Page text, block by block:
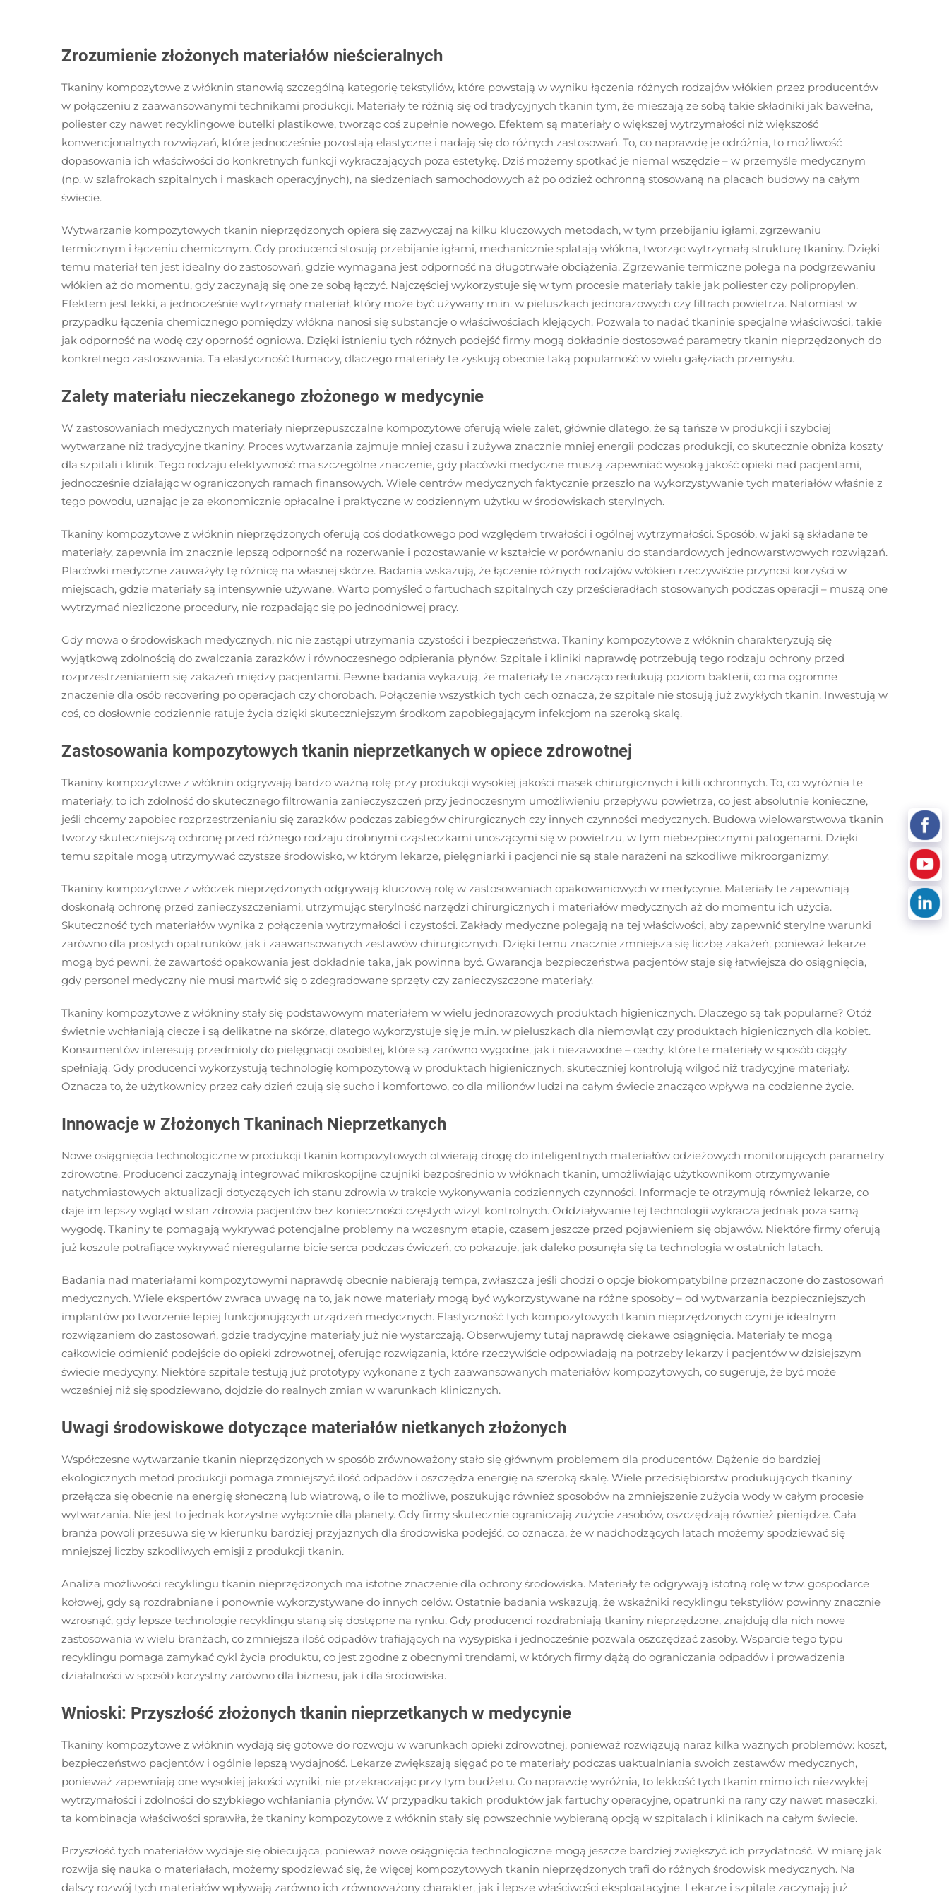
Zrozumienie złożonych materiałów nieścieralnych
Tkaniny kompozytowe z włóknin stanowią szczególną kategorię tekstyliów, które powstają w wyniku łączenia różnych rodzajów włókien przez producentów
w połączeniu z zaawansowanymi technikami produkcji. Materiały te różnią się od tradycyjnych tkanin tym, że mieszają ze sobą takie składniki jak bawełna,
poliester czy nawet recyklingowe butelki plastikowe, tworząc coś zupełnie nowego. Efektem są materiały o większej wytrzymałości niż większość
konwencjonalnych rozwiązań, które jednocześnie pozostają elastyczne i nadają się do różnych zastosowań. To, co naprawdę je odróżnia, to możliwość
dopasowania ich właściwości do konkretnych funkcji wykraczających poza estetykę. Dziś możemy spotkać je niemal wszędzie – w przemyśle medycznym
(np. w szlafrokach szpitalnych i maskach operacyjnych), na siedzeniach samochodowych aż po odzież ochronną stosowaną na placach budowy na całym
świecie.
Wytwarzanie kompozytowych tkanin nieprzędzonych opiera się zazwyczaj na kilku kluczowych metodach, w tym przebijaniu igłami, zgrzewaniu
termicznym i łączeniu chemicznym. Gdy producenci stosują przebijanie igłami, mechanicznie splatają włókna, tworząc wytrzymałą strukturę tkaniny. Dzięki
temu materiał ten jest idealny do zastosowań, gdzie wymagana jest odporność na długotrwałe obciążenia. Zgrzewanie termiczne polega na podgrzewaniu
włókien aż do momentu, gdy zaczynają się one ze sobą łączyć. Najczęściej wykorzystuje się w tym procesie materiały takie jak poliester czy polipropylen.
Efektem jest lekki, a jednocześnie wytrzymały materiał, który może być używany m.in. w pieluszkach jednorazowych czy filtrach powietrza. Natomiast w
przypadku łączenia chemicznego pomiędzy włókna nanosi się substancje o właściwościach klejących. Pozwala to nadać tkaninie specjalne właściwości, takie
jak odporność na wodę czy oporność ogniowa. Dzięki istnieniu tych różnych podejść firmy mogą dokładnie dostosować parametry tkanin nieprzędzonych do
konkretnego zastosowania. Ta elastyczność tłumaczy, dlaczego materiały te zyskują obecnie taką popularność w wielu gałęziach przemysłu.
Zalety materiału nieczekanego złożonego w medycynie
W zastosowaniach medycznych materiały nieprzepuszczalne kompozytowe oferują wiele zalet, głównie dlatego, że są tańsze w produkcji i szybciej
wytwarzane niż tradycyjne tkaniny. Proces wytwarzania zajmuje mniej czasu i zużywa znacznie mniej energii podczas produkcji, co skutecznie obniża koszty
dla szpitali i klinik. Tego rodzaju efektywność ma szczególne znaczenie, gdy placówki medyczne muszą zapewniać wysoką jakość opieki nad pacjentami,
jednocześnie działając w ograniczonych ramach finansowych. Wiele centrów medycznych faktycznie przeszło na wykorzystywanie tych materiałów właśnie z
tego powodu, uznając je za ekonomicznie opłacalne i praktyczne w codziennym użytku w środowiskach sterylnych.
Tkaniny kompozytowe z włóknin nieprzędzonych oferują coś dodatkowego pod względem trwałości i ogólnej wytrzymałości. Sposób, w jaki są składane te
materiały, zapewnia im znacznie lepszą odporność na rozerwanie i pozostawanie w kształcie w porównaniu do standardowych jednowarstwowych rozwiązań.
Placówki medyczne zauważyły tę różnicę na własnej skórze. Badania wskazują, że łączenie różnych rodzajów włókien rzeczywiście przynosi korzyści w
miejscach, gdzie materiały są intensywnie używane. Warto pomyśleć o fartuchach szpitalnych czy prześcieradłach stosowanych podczas operacji – muszą one
wytrzymać niezliczone procedury, nie rozpadając się po jednodniowej pracy.
Gdy mowa o środowiskach medycznych, nic nie zastąpi utrzymania czystości i bezpieczeństwa. Tkaniny kompozytowe z włóknin charakteryzują się
wyjątkową zdolnością do zwalczania zarazków i równoczesnego odpierania płynów. Szpitale i kliniki naprawdę potrzebują tego rodzaju ochrony przed
rozprzestrzenianiem się zakażeń między pacjentami. Pewne badania wykazują, że materiały te znacząco redukują poziom bakterii, co ma ogromne
znaczenie dla osób recovering po operacjach czy chorobach. Połączenie wszystkich tych cech oznacza, że szpitale nie stosują już zwykłych tkanin. Inwestują w
coś, co dosłownie codziennie ratuje życia dzięki skuteczniejszym środkom zapobiegającym infekcjom na szeroką skalę.
Zastosowania kompozytowych tkanin nieprzetkanych w opiece zdrowotnej
Tkaniny kompozytowe z włóknin odgrywają bardzo ważną rolę przy produkcji wysokiej jakości masek chirurgicznych i kitli ochronnych. To, co wyróżnia te
materiały, to ich zdolność do skutecznego filtrowania zanieczyszczeń przy jednoczesnym umożliwieniu przepływu powietrza, co jest absolutnie konieczne,
jeśli chcemy zapobiec rozprzestrzenianiu się zarazków podczas zabiegów chirurgicznych czy innych czynności medycznych. Budowa wielowarstwowa tkanin
tworzy skuteczniejszą ochronę przed różnego rodzaju drobnymi cząsteczkami unoszącymi się w powietrzu, w tym niebezpiecznymi patogenami. Dzięki
temu szpitale mogą utrzymywać czystsze środowisko, w którym lekarze, pielęgniarki i pacjenci nie są stale narażeni na szkodliwe mikroorganizmy.
Tkaniny kompozytowe z włóczek nieprzędzonych odgrywają kluczową rolę w zastosowaniach opakowaniowych w medycynie. Materiały te zapewniają
doskonałą ochronę przed zanieczyszczeniami, utrzymując sterylność narzędzi chirurgicznych i materiałów medycznych aż do momentu ich użycia.
Skuteczność tych materiałów wynika z połączenia wytrzymałości i czystości. Zakłady medyczne polegają na tej właściwości, aby zapewnić sterylne warunki
zarówno dla prostych opatrunków, jak i zaawansowanych zestawów chirurgicznych. Dzięki temu znacznie zmniejsza się liczbę zakażeń, ponieważ lekarze
mogą być pewni, że zawartość opakowania jest dokładnie taka, jak powinna być. Gwarancja bezpieczeństwa pacjentów staje się łatwiejsza do osiągnięcia,
gdy personel medyczny nie musi martwić się o zdegradowane sprzęty czy zanieczyszczone materiały.
Tkaniny kompozytowe z włókniny stały się podstawowym materiałem w wielu jednorazowych produktach higienicznych. Dlaczego są tak popularne? Otóż
świetnie wchłaniają ciecze i są delikatne na skórze, dlatego wykorzystuje się je m.in. w pieluszkach dla niemowląt czy produktach higienicznych dla kobiet.
Konsumentów interesują przedmioty do pielęgnacji osobistej, które są zarówno wygodne, jak i niezawodne – cechy, które te materiały w sposób ciągły
spełniają. Gdy producenci wykorzystują technologię kompozytową w produktach higienicznych, skuteczniej kontrolują wilgoć niż tradycyjne materiały.
Oznacza to, że użytkownicy przez cały dzień czują się sucho i komfortowo, co dla milionów ludzi na całym świecie znacząco wpływa na codzienne życie.
Innowacje w Złożonych Tkaninach Nieprzetkanych
Nowe osiągnięcia technologiczne w produkcji tkanin kompozytowych otwierają drogę do inteligentnych materiałów odzieżowych monitorujących parametry
zdrowotne. Producenci zaczynają integrować mikroskopijne czujniki bezpośrednio w włóknach tkanin, umożliwiając użytkownikom otrzymywanie
natychmiastowych aktualizacji dotyczących ich stanu zdrowia w trakcie wykonywania codziennych czynności. Informacje te otrzymują również lekarze, co
daje im lepszy wgląd w stan zdrowia pacjentów bez konieczności częstych wizyt kontrolnych. Oddziaływanie tej technologii wykracza jednak poza samą
wygodę. Tkaniny te pomagają wykrywać potencjalne problemy na wczesnym etapie, czasem jeszcze przed pojawieniem się objawów. Niektóre firmy oferują
już koszule potrafiące wykrywać nieregularne bicie serca podczas ćwiczeń, co pokazuje, jak daleko posunęła się ta technologia w ostatnich latach.
Badania nad materiałami kompozytowymi naprawdę obecnie nabierają tempa, zwłaszcza jeśli chodzi o opcje biokompatybilne przeznaczone do zastosowań
medycznych. Wiele ekspertów zwraca uwagę na to, jak nowe materiały mogą być wykorzystywane na różne sposoby – od wytwarzania bezpieczniejszych
implantów po tworzenie lepiej funkcjonujących urządzeń medycznych. Elastyczność tych kompozytowych tkanin nieprzędzonych czyni je idealnym
rozwiązaniem do zastosowań, gdzie tradycyjne materiały już nie wystarczają. Obserwujemy tutaj naprawdę ciekawe osiągnięcia. Materiały te mogą
całkowicie odmienić podejście do opieki zdrowotnej, oferując rozwiązania, które rzeczywiście odpowiadają na potrzeby lekarzy i pacjentów w dzisiejszym
świecie medycyny. Niektóre szpitale testują już prototypy wykonane z tych zaawansowanych materiałów kompozytowych, co sugeruje, że być może
wcześniej niż się spodziewano, dojdzie do realnych zmian w warunkach klinicznych.
Uwagi środowiskowe dotyczące materiałów nietkanych złożonych
Współczesne wytwarzanie tkanin nieprzędzonych w sposób zrównoważony stało się głównym problemem dla producentów. Dążenie do bardziej
ekologicznych metod produkcji pomaga zmniejszyć ilość odpadów i oszczędza energię na szeroką skalę. Wiele przedsiębiorstw produkujących tkaniny
przełącza się obecnie na energię słoneczną lub wiatrową, o ile to możliwe, poszukując również sposobów na zmniejszenie zużycia wody w całym procesie
wytwarzania. Nie jest to jednak korzystne wyłącznie dla planety. Gdy firmy skutecznie ograniczają zużycie zasobów, oszczędzają również pieniądze. Cała
branża powoli przesuwa się w kierunku bardziej przyjaznych dla środowiska podejść, co oznacza, że w nadchodzących latach możemy spodziewać się
mniejszej liczby szkodliwych emisji z produkcji tkanin.
Analiza możliwości recyklingu tkanin nieprzędzonych ma istotne znaczenie dla ochrony środowiska. Materiały te odgrywają istotną rolę w tzw. gospodarce
kołowej, gdy są rozdrabniane i ponownie wykorzystywane do innych celów. Ostatnie badania wskazują, że wskaźniki recyklingu tekstyliów powinny znacznie
wzrosnąć, gdy lepsze technologie recyklingu staną się dostępne na rynku. Gdy producenci rozdrabniają tkaniny nieprzędzone, znajdują dla nich nowe
zastosowania w wielu branżach, co zmniejsza ilość odpadów trafiających na wysypiska i jednocześnie pozwala oszczędzać zasoby. Wsparcie tego typu
recyklingu pomaga zamykać cykl życia produktu, co jest zgodne z obecnymi trendami, w których firmy dążą do ograniczania odpadów i prowadzenia
działalności w sposób korzystny zarówno dla biznesu, jak i dla środowiska.
Wnioski: Przyszłość złożonych tkanin nieprzetkanych w medycynie
Tkaniny kompozytowe z włóknin wydają się gotowe do rozwoju w warunkach opieki zdrowotnej, ponieważ rozwiązują naraz kilka ważnych problemów: koszt,
bezpieczeństwo pacjentów i ogólnie lepszą wydajność. Lekarze zwiększają sięgać po te materiały podczas uaktualniania swoich zestawów medycznych,
ponieważ zapewniają one wysokiej jakości wyniki, nie przekraczając przy tym budżetu. Co naprawdę wyróżnia, to lekkość tych tkanin mimo ich niezwykłej
wytrzymałości i zdolności do szybkiego wchłaniania płynów. W przypadku takich produktów jak fartuchy operacyjne, opatrunki na rany czy nawet maseczki,
ta kombinacja właściwości sprawiła, że tkaniny kompozytowe z włóknin stały się powszechnie wybieraną opcją w szpitalach i klinikach na całym świecie.
Przyszłość tych materiałów wydaje się obiecująca, ponieważ nowe osiągnięcia technologiczne mogą jeszcze bardziej zwiększyć ich przydatność. W miarę jak
rozwija się nauka o materiałach, możemy spodziewać się, że więcej kompozytowych tkanin nieprzędzonych trafi do różnych środowisk medycznych. Na
dalszy rozwój tych materiałów wpływają zarówno ich zrównoważony charakter, jak i lepsze właściwości eksploatacyjne. Lekarze i szpitale zaczynają już